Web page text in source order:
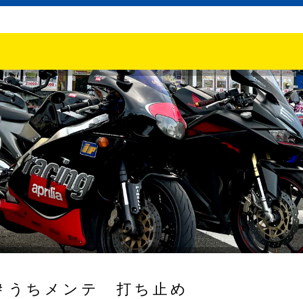
うちメンテ 打ち止め